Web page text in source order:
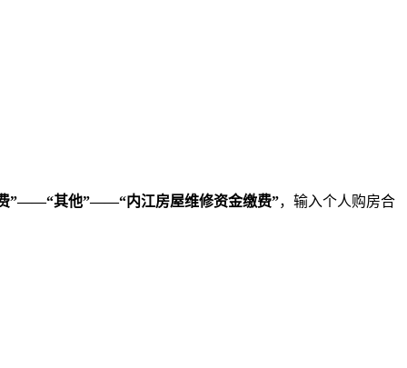
”——“其他”——“内江房屋维修资金缴费”，输入个人购房合